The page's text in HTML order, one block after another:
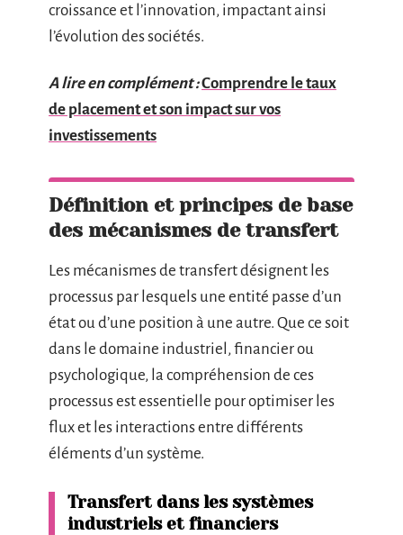
croissance et l’innovation, impactant ainsi
l’évolution des sociétés.
A lire en complément :Comprendre le taux
de placement et son impact sur vos
investissements
Définition et principes de base
des mécanismes de transfert
Les mécanismes de transfert désignent les
processus par lesquels une entité passe d’un
état ou d’une position à une autre. Que ce soit
dans le domaine industriel, financier ou
psychologique, la compréhension de ces
processus est essentielle pour optimiser les
flux et les interactions entre différents
éléments d’un système.
Transfert dans les systèmes
industriels et financiers